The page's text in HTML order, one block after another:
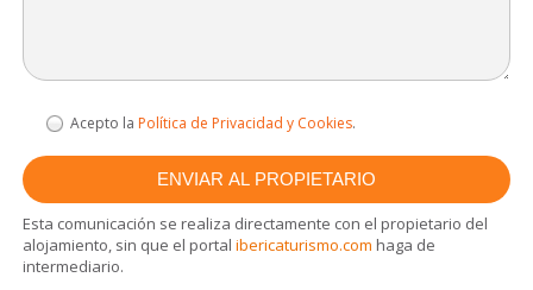
Acepto la Política de Privacidad y Cookies.
Esta comunicación se realiza directamente con el propietario del
alojamiento, sin que el portalibericaturismo.com haga de
intermediario.